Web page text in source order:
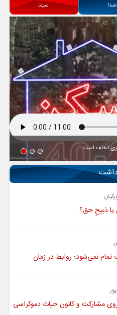
صدا سیما
تخلف است
یا ذبیحِ حق؟
نمی‌شود؛ روابط در زمان
مشارکت و کانون حیات دموکراسی